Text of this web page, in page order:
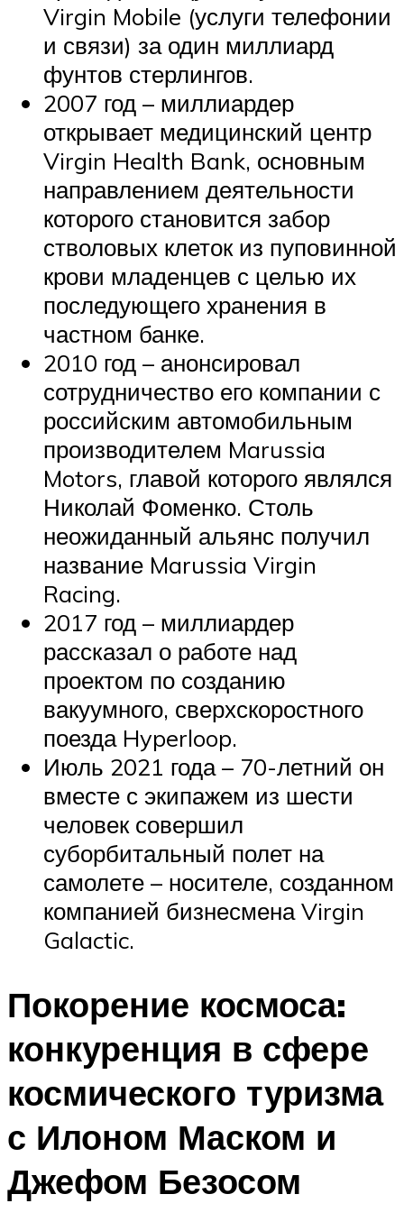
Virgin Mobile (услуги телефонии
и связи) за один миллиард
фунтов стерлингов.
2007 год – миллиардер
открывает медицинский центр
Virgin Health Bank, основным
направлением деятельности
которого становится забор
стволовых клеток из пуповинной
крови младенцев с целью их
последующего хранения в
частном банке.
2010 год – анонсировал
сотрудничество его компании с
российским автомобильным
производителем Marussia
Motors, главой которого являлся
Николай Фоменко. Столь
неожиданный альянс получил
название Marussia Virgin
Racing.
2017 год – миллиардер
рассказал о работе над
проектом по созданию
вакуумного, сверхскоростного
поезда Hyperloop.
Июль 2021 года – 70-летний он
вместе с экипажем из шести
человек совершил
суборбитальный полет на
самолете – носителе, созданном
компанией бизнесмена Virgin
Galactic.
Покорение космоса:
конкуренция в сфере
космического туризма
с Илоном Маском и
Джефом Безосом